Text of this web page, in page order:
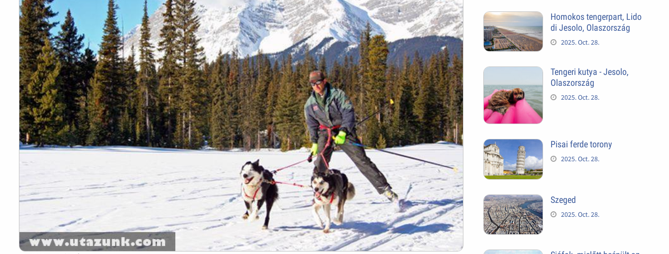
Homokos tengerpart, Lido
di Jesolo, Olaszország
2025. Oct. 28.
Tengeri kutya - Jesolo,
Olaszország
2025. Oct. 28.
Pisai ferde torony
2025. Oct. 28.
Szeged
2025. Oct. 28.